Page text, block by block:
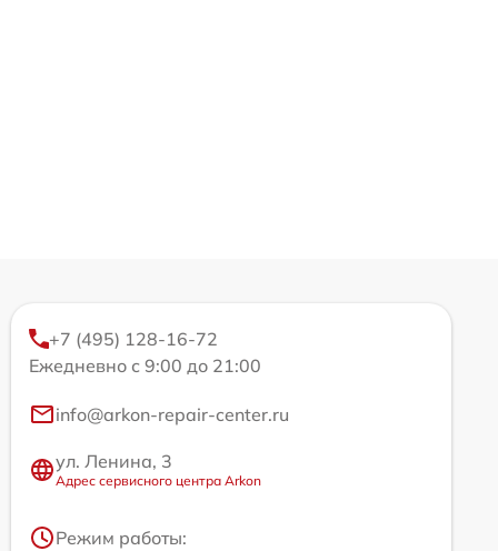
+7 (495) 128-16-72
Ежедневно с 9:00 до 21:00
info@arkon-repair-center.ru
ул. Ленина, 3
Адрес сервисного центра Arkon
Режим работы: